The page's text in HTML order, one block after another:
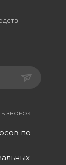
ЗВОНОК
по